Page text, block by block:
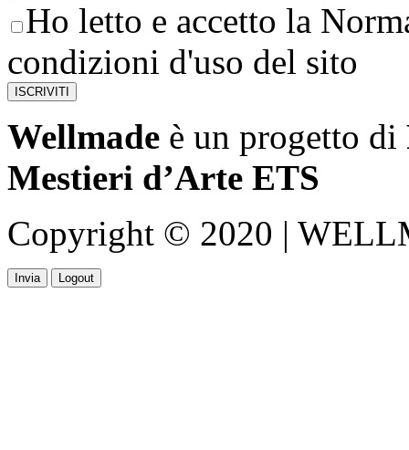
Ho letto e accetto la
condizioni d'uso del sito
Wellmade è un progetto di
Mestieri d’Arte ETS
Copyright © 2020 |
Invia Logout